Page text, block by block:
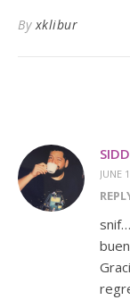
Byxklibur
JUNE